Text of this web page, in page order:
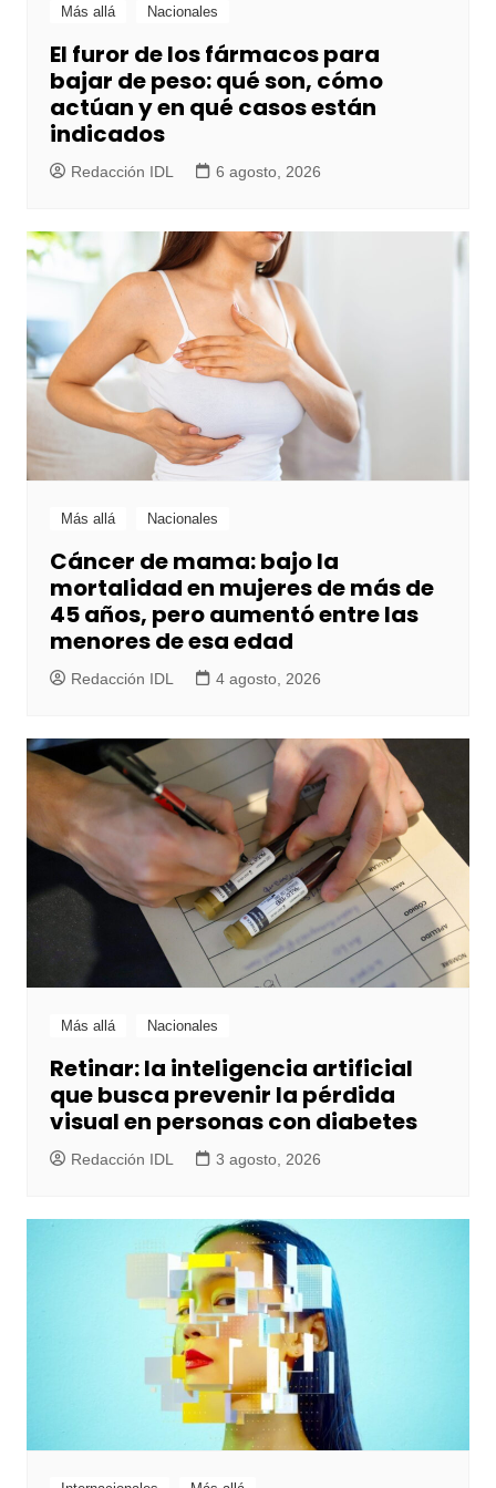
Más allá Nacionales
El furor de los fármacos para
bajar de peso: qué son, cómo
actúan y en qué casos están
indicados
Redacción IDL 6 agosto, 2026
Más allá Nacionales
Cáncer de mama: bajo la
mortalidad en mujeres de más de
45 años, pero aumentó entre las
menores de esa edad
Redacción IDL 4 agosto, 2026
Más allá Nacionales
Retinar: la inteligencia artificial
que busca prevenir la pérdida
visual en personas con diabetes
Redacción IDL 3 agosto, 2026